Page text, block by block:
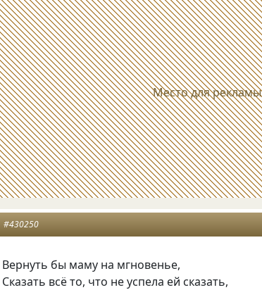
Место для рекламы
#430250
Вернуть бы маму на мгновенье,
Сказать всё то, что не успела ей сказать,